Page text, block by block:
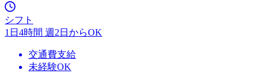
シフト
1日4時間 週2日からOK
交通費支給
未経験OK